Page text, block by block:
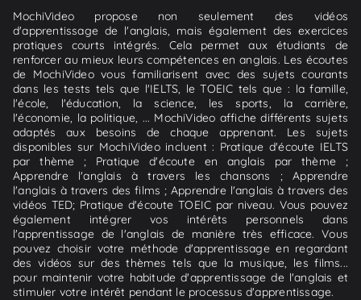
MochiVideo propose non seulement des vidéos
d'apprentissage de l'anglais, mais également des exercices
pratiques courts intégrés. Cela permet aux étudiants de
renforcer au mieux leurs compétences en anglais. Les écoutes
de MochiVideo vous familiarisent avec des sujets courants
dans les tests tels que l'IELTS, le TOEIC tels que : la famille,
l'école, l'éducation, la science, les sports, la carrière,
l'économie, la politique, ... MochiVideo affiche différents sujets
adaptés aux besoins de chaque apprenant. Les sujets
disponibles sur MochiVideo incluent : Pratique d'écoute IELTS
par thème ; Pratique d'écoute en anglais par thème ;
Apprendre l'anglais à travers les chansons ; Apprendre
l'anglais à travers des films ; Apprendre l'anglais à travers des
vidéos TED; Pratique d'écoute TOEIC par niveau. Vous pouvez
également intégrer vos intérêts personnels dans
l'apprentissage de l'anglais de manière très efficace. Vous
pouvez choisir votre méthode d'apprentissage en regardant
des vidéos sur des thèmes tels que la musique, les films...
pour maintenir votre habitude d'apprentissage de l'anglais et
stimuler votre intérêt pendant le processus d'apprentissage.